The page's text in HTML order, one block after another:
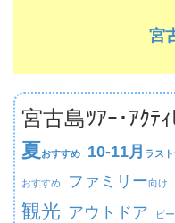
宮
宮古島ﾂｱｰ･ｱｸﾃ
夏おすすめ 10-11月 ラス
おすすめ ファミリー向け
観光 アウトドア ビ